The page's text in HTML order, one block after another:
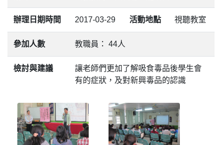
辦理日期時間 2017-03-29 活動地點 視聽教室
參加人數 教職員： 44人
檢討與建議
讓老師們更加了解吸食毒品後學生會
有的症狀，及對新興毒品的認識